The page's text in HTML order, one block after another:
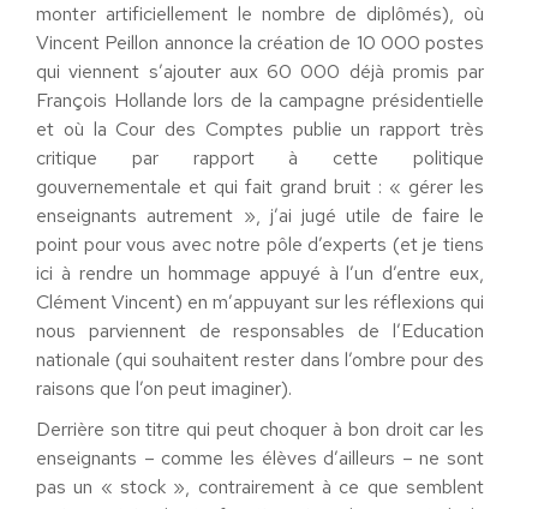
monter artificiellement le nombre de diplômés), où
Vincent Peillon annonce la création de 10 000 postes
qui viennent s’ajouter aux 60 000 déjà promis par
François Hollande lors de la campagne présidentielle
et où la Cour des Comptes publie un rapport très
critique par rapport à cette politique
gouvernementale et qui fait grand bruit : « gérer les
enseignants autrement », j’ai jugé utile de faire le
point pour vous avec notre pôle d’experts (et je tiens
ici à rendre un hommage appuyé à l’un d’entre eux,
Clément Vincent) en m’appuyant sur les réflexions qui
nous parviennent de responsables de l’Education
nationale (qui souhaitent rester dans l’ombre pour des
raisons que l’on peut imaginer).
Derrière son titre qui peut choquer à bon droit car les
enseignants – comme les élèves d’ailleurs – ne sont
pas un « stock », contrairement à ce que semblent